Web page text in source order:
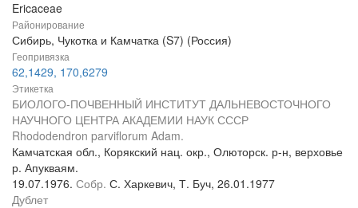
Ericaceae
Районирование
Сибирь, Чукотка и Камчатка (S7) (Россия)
Геопривязка
62,1429, 170,6279
Этикетка
БИОЛОГО-ПОЧВЕННЫЙ ИНСТИТУТ ДАЛЬНЕВОСТОЧНОГО
НАУЧНОГО ЦЕНТРА АКАДЕМИИ НАУК СССР
Rhododendron parviflorum Adam.
Камчатская обл., Корякский нац. окр., Олюторск. р-н, верховье
р. Апукваям.
19.07.1976. Собр. С. Харкевич, Т. Буч, 26.01.1977
Дублет